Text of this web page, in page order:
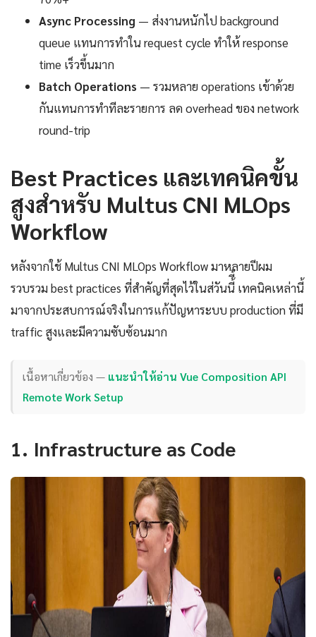
Async Processing — ส่งงานหนักไป background
queue แทนการทำใน request cycle ทำให้ response
time เร็วขึ้นมาก
Batch Operations — รวมหลาย operations เข้าด้วย
กันแทนการทำทีละรายการ ลด overhead ของ network
round-trip
Best Practices และเทคนิคขั้น
สูงสำหรับ Multus CNI MLOps
Workflow
หลังจากใช้ Multus CNI MLOps Workflow มาหลายปีผม
รวบรวม best practices ที่สำคัญที่สุดไว้ในส่วันนี้ี้ เทคนิคเหล่านี้
มาจากประสบการณ์จริงในการแก้ปัญหาระบบ production ที่มี
traffic สูงและมีความซับซ้อนมาก
เนื้อหาเกี่ยวข้อง — แนะนำให้อ่าน Vue Composition API
Remote Work Setup
1. Infrastructure as Code